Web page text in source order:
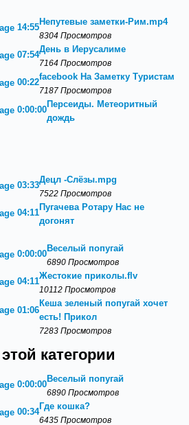
14:55
Непутевые заметки-Рим.mp4
8304 Просмотров
07:54
День в Иерусалиме
7164 Просмотров
00:22
facebook На Заметку Туристам
7187 Просмотров
0:00:00
Персеиды. Метеоритный
дождь
03:33
Децл -Слёзы.mpg
7522 Просмотров
04:11
Пугачева Ротару Нас не
догонят
0:00:00
Веселый попугай
6890 Просмотров
04:11
Жестокие приколы.flv
10112 Просмотров
01:06
Кеша зеленый попугай хочет
есть! Прикол
7283 Просмотров
категории
0:00:00
Веселый попугай
6890 Просмотров
00:34
Где кошка?
6435 Просмотров